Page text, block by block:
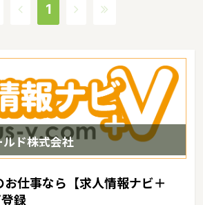
1
ド株式会社
仕事なら【求人情報ナビ＋
録